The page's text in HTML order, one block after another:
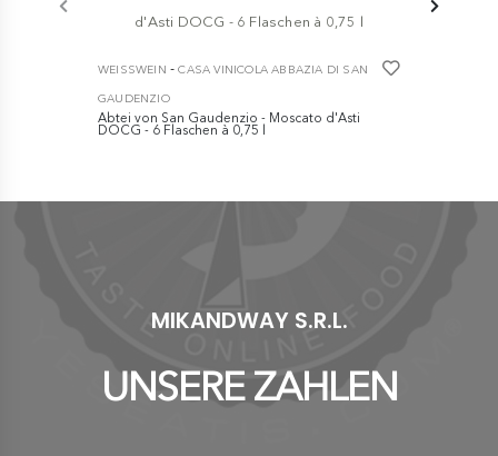
WEISSWEIN -CASA VINICOLA ABBAZIA DI SAN
GAUDENZIO
Abtei von San Gaudenzio - Moscato d'Asti
DOCG - 6 Flaschen à 0,75 l
MIKANDWAY S.R.L.
UNSERE ZAHLEN